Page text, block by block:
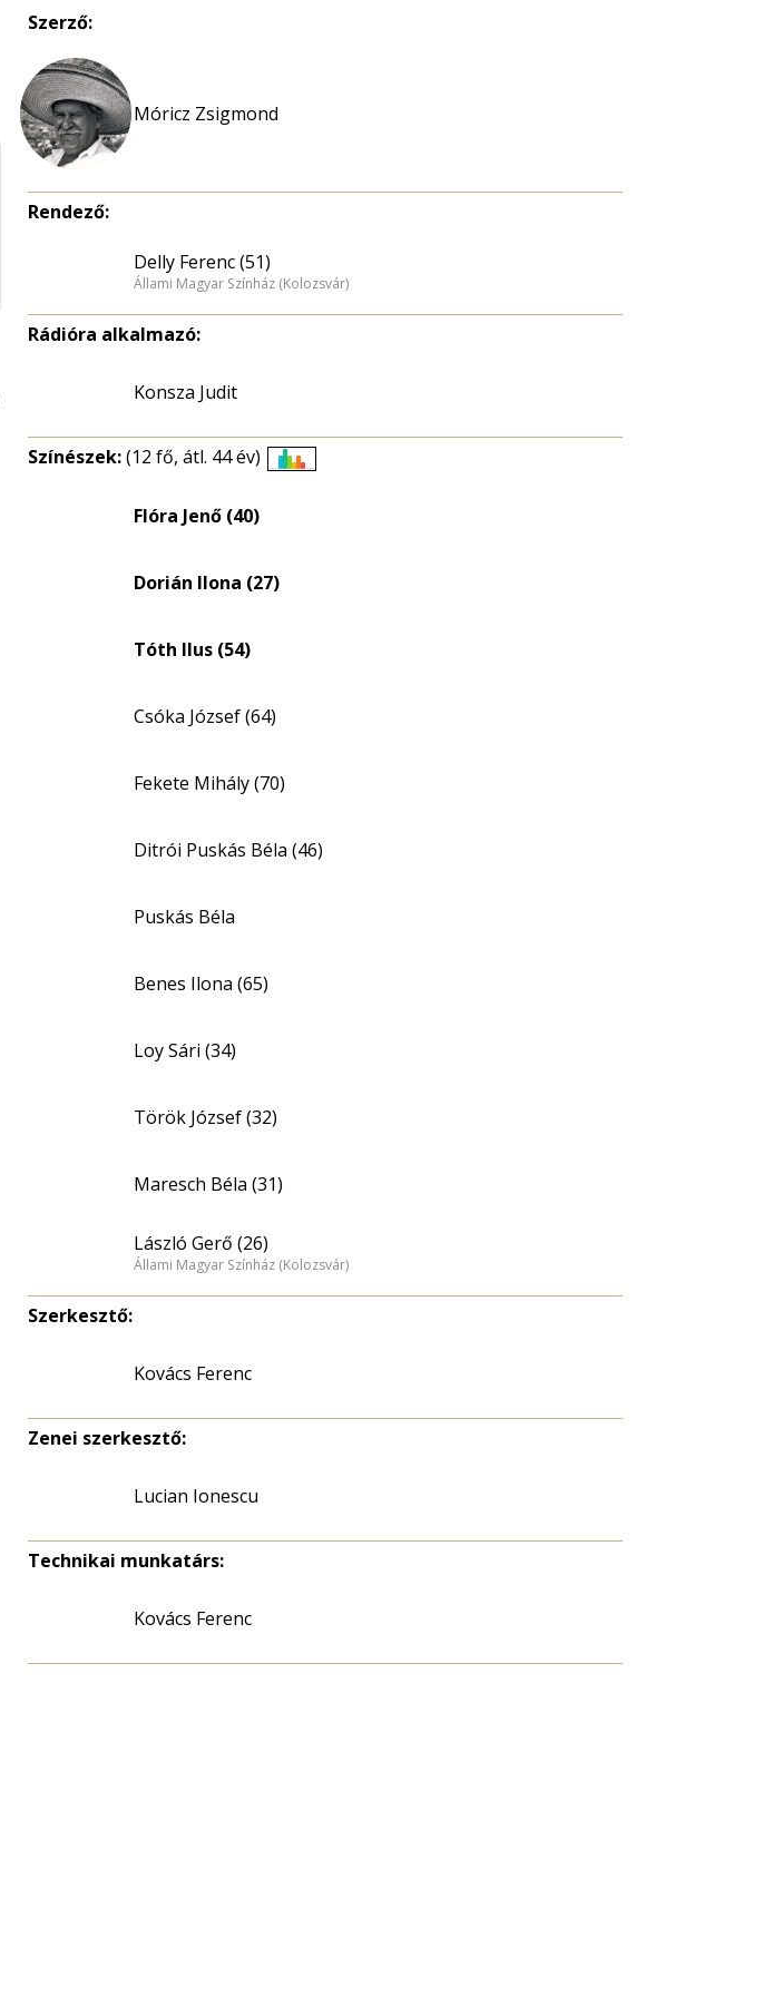
Szerző:
Móricz Zsigmond
Rendező:
Delly Ferenc (51)
Állami Magyar Színház (Kolozsvár)
Rádióra alkalmazó:
Konsza Judit
Színészek:(12 fő, átl. 44 év)
Flóra Jenő (40)
Dorián Ilona (27)
Tóth Ilus (54)
Csóka József (64)
Fekete Mihály (70)
Ditrói Puskás Béla (46)
Puskás Béla
Benes Ilona (65)
Loy Sári (34)
Török József (32)
Maresch Béla (31)
László Gerő (26)
Állami Magyar Színház (Kolozsvár)
Szerkesztő:
Kovács Ferenc
Zenei szerkesztő:
Lucian Ionescu
Technikai munkatárs:
Kovács Ferenc